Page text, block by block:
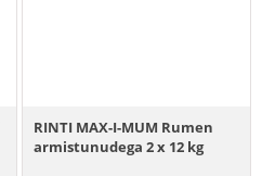
RINTI MAX-I-MUM Rumen
armistunudega 2 x 12 kg